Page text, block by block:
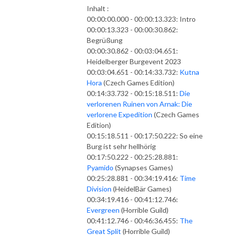
Inhalt :
00:00:00.000 - 00:00:13.323: Intro
00:00:13.323 - 00:00:30.862:
Begrüßung
00:00:30.862 - 00:03:04.651:
Heidelberger Burgevent 2023
00:03:04.651 - 00:14:33.732: Kutna
Hora (Czech Games Edition)
00:14:33.732 - 00:15:18.511: Die
verlorenen Ruinen von Arnak: Die
verlorene Expedition (Czech Games
Edition)
00:15:18.511 - 00:17:50.222: So eine
Burg ist sehr hellhörig
00:17:50.222 - 00:25:28.881:
Pyamido (Synapses Games)
00:25:28.881 - 00:34:19.416: Time
Division (HeidelBär Games)
00:34:19.416 - 00:41:12.746:
Evergreen (Horrible Guild)
00:41:12.746 - 00:46:36.455: The
Great Split (Horrible Guild)